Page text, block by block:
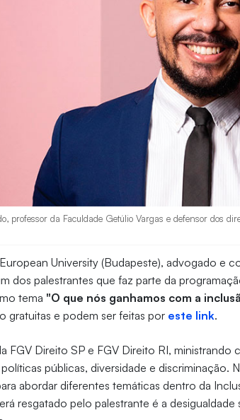
professor da Faculdade Getúlio Vargas e defensor dos
University (Budapeste), advogado e
dos palestrantes que faz parte da
tema "O que nós ganhamos com a
gratuitas e podem ser feitas por este link.
FGV Direito SP e FGV Direito RI, ministrando
públicas, diversidade e discriminação.
abordar diferentes temáticas dentro da
resgatado pelo palestrante é a